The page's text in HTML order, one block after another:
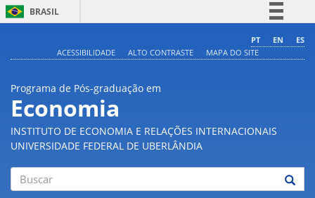
BRASIL
Comunica BR
PT EN
ES
ACESSIBILIDADE
ALTO CONTRASTE MAPA DO SITE
Programa de Pós-graduação em
Economia
INSTITUTO DE ECONOMIA E RELAÇÕES INTERNACIONAIS
UNIVERSIDADE FEDERAL DE UBERLÂNDIA